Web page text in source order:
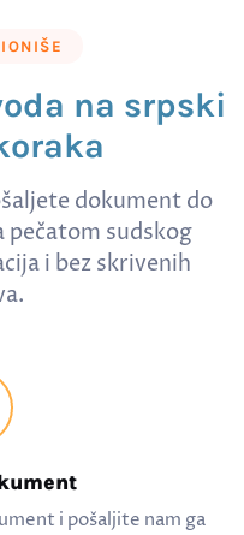
na srpski
dokument do
pečatom sudskog
i bez skrivenih
i pošaljite nam ga